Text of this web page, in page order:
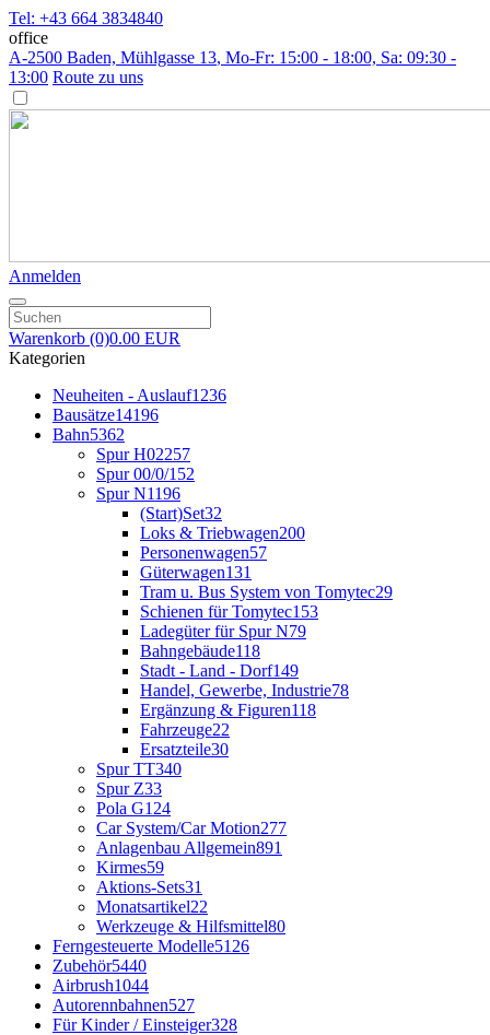
Tel: +43 664 3834840
office
A-2500 Baden, Mühlgasse 13, Mo-Fr: 15:00 - 18:00, Sa: 09:30 -
13:00 Route zu uns
Anmelden
Warenkorb (0)0.00 EUR
Kategorien
Neuheiten - Auslauf1236
Bausätze14196
Bahn5362
Spur H02257
Spur 00/0/1 52
Spur N1196
(Start)Set32
Loks & Triebwagen200
Personenwagen57
Güterwagen131
Tram u. Bus System von Tomytec29
Schienen für Tomytec153
Ladegüter für Spur N79
Bahngebäude118
Stadt - Land - Dorf149
Handel, Gewerbe, Industrie78
Ergänzung & Figuren118
Fahrzeuge22
Ersatzteile30
Spur TT340
Spur Z33
Pola G124
Car System/Car Motion277
Anlagenbau Allgemein891
Kirmes59
Aktions-Sets31
Monatsartikel22
Werkzeuge & Hilfsmittel80
Ferngesteuerte Modelle5126
Zubehör5440
Airbrush1044
Autorennbahnen527
Für Kinder / Einsteiger328